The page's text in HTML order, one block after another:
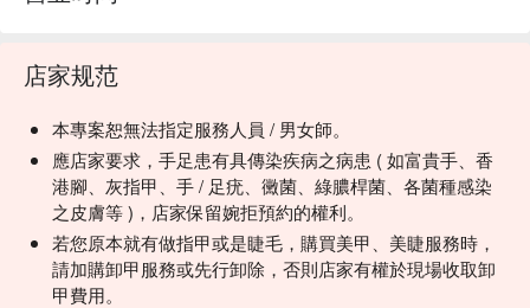
店家规范
本專案恕無法指定服務人員 / 男女師。
應店家要求，手足患有具傳染疾病之病患 ( 如富貴手、香
港腳、灰指甲、手 / 足疣、黴菌、綠膿桿菌、各菌種感染
之皮膚等 )，店家保留婉拒預約的權利。
若您原本就有做指甲或是睫毛，購買美甲、美睫服務時，
請加購卸甲服務或先行卸除，否則店家有權於現場收取卸
甲費用。